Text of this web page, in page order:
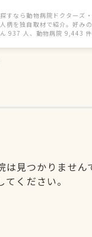
すなら動物病院ドクターズ・
柄を独自取材で紹介。好み
937 人、動物病院 9,443
見つかりません
ください。